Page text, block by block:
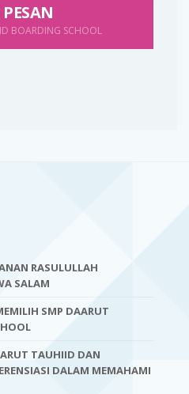
BOARDING SCHOOL
RASULULLAH
SALAM
SMP DAARUT
TAUHIID DAN
DALAM MEMAHAMI